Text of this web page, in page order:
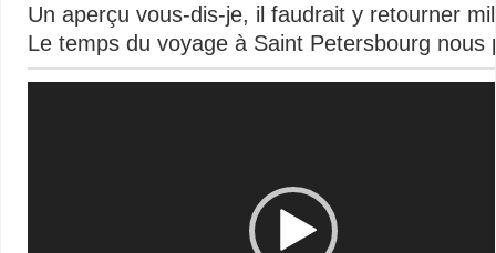
Un aperçu vous-dis-je, il faudrait y retourner
Le temps du voyage à Saint Petersbourg